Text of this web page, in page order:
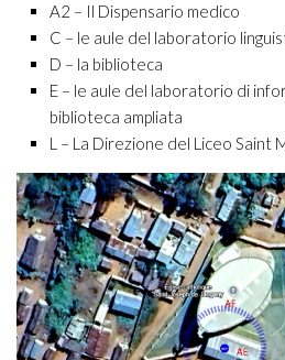
A2 – Il Dispensario medico
C – le aule del laboratorio
D – la biblioteca
E – le aule del laboratorio di
biblioteca ampliata
L – La Direzione del Liceo Saint